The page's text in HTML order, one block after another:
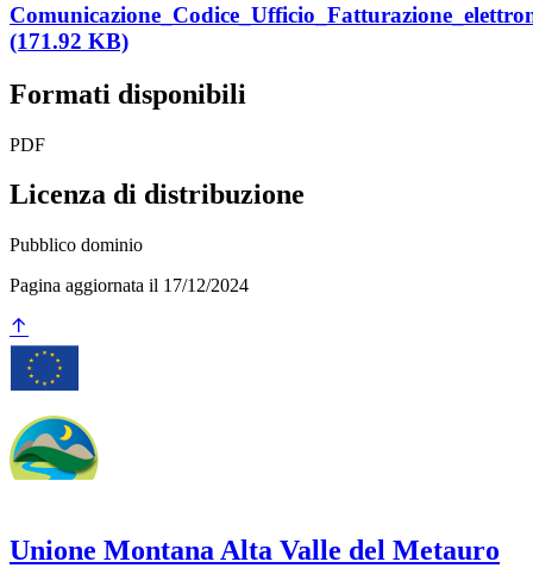
(171.92 KB)
Formati disponibili
PDF
Licenza di distribuzione
Pubblico dominio
Pagina aggiornata il 17/12/2024
Unione Montana Alta Valle del Metauro